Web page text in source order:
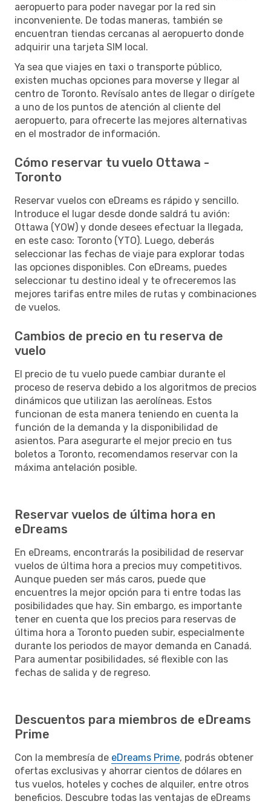
aeropuerto para poder navegar por la red sin
inconveniente. De todas maneras, también se
encuentran tiendas cercanas al aeropuerto donde
adquirir una tarjeta SIM local.
Ya sea que viajes en taxi o transporte público,
existen muchas opciones para moverse y llegar al
centro de Toronto. Revísalo antes de llegar o dirígete
a uno de los puntos de atención al cliente del
aeropuerto, para ofrecerte las mejores alternativas
en el mostrador de información.
Cómo reservar tu vuelo Ottawa -
Toronto
Reservar vuelos con eDreams es rápido y sencillo.
Introduce el lugar desde donde saldrá tu avión:
Ottawa (YOW) y donde desees efectuar la llegada,
en este caso: Toronto (YTO). Luego, deberás
seleccionar las fechas de viaje para explorar todas
las opciones disponibles. Con eDreams, puedes
seleccionar tu destino ideal y te ofreceremos las
mejores tarifas entre miles de rutas y combinaciones
de vuelos.
Cambios de precio en tu reserva de
vuelo
El precio de tu vuelo puede cambiar durante el
proceso de reserva debido a los algoritmos de precios
dinámicos que utilizan las aerolíneas. Estos
funcionan de esta manera teniendo en cuenta la
función de la demanda y la disponibilidad de
asientos. Para asegurarte el mejor precio en tus
boletos a Toronto, recomendamos reservar con la
máxima antelación posible.
Reservar vuelos de última hora en
eDreams
En eDreams, encontrarás la posibilidad de reservar
vuelos de última hora a precios muy competitivos.
Aunque pueden ser más caros, puede que
encuentres la mejor opción para ti entre todas las
posibilidades que hay. Sin embargo, es importante
tener en cuenta que los precios para reservas de
última hora a Toronto pueden subir, especialmente
durante los periodos de mayor demanda en Canadá.
Para aumentar posibilidades, sé flexible con las
fechas de salida y de regreso.
Descuentos para miembros de eDreams
Prime
Con la membresía de eDreams Prime, podrás obtener
ofertas exclusivas y ahorrar cientos de dólares en
tus vuelos, hoteles y coches de alquiler, entre otros
beneficios. Descubre todas las ventajas de eDreams